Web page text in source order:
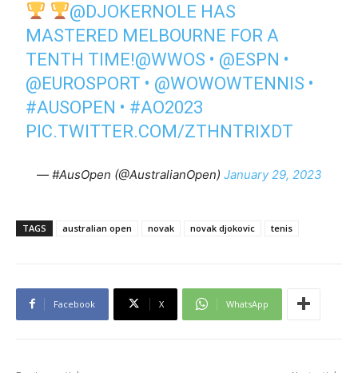
@DJOKERNOLE HAS
MASTERED MELBOURNE FOR A
TENTH TIME!@WWOS • @ESPN •
@EUROSPORT • @WOWOWTENNIS •
#AUSOPEN • #AO2023
PIC.TWITTER.COM/ZTHNTRIXDT
— #AusOpen (@AustralianOpen) January 29, 2023
TAGS australian open novak novak djokovic tenis
Facebook X WhatsApp